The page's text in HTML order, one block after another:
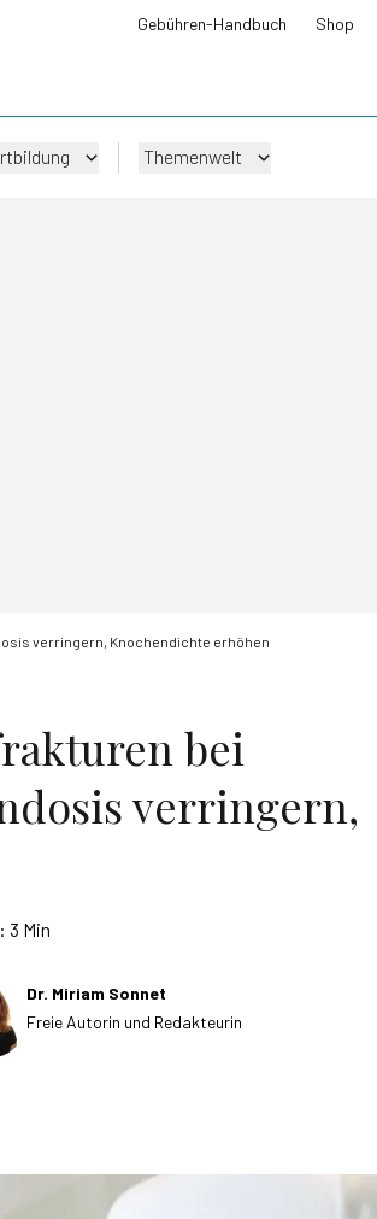
Gebühren-Handbuch Shop
Themenwelt
verringern, Knochendichte erhöhen
bei
verringern,
3 Min
Dr. Miriam Sonnet
Freie Autorin und Redakteurin